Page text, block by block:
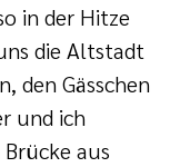
in der Hitze
die Altstadt
den Gässchen
und ich
aus